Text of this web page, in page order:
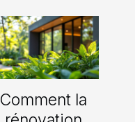
Comment la